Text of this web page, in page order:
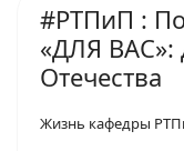
#РТПиП :
«ДЛЯ ВАС»:
Отечества
Жизнь кафедры